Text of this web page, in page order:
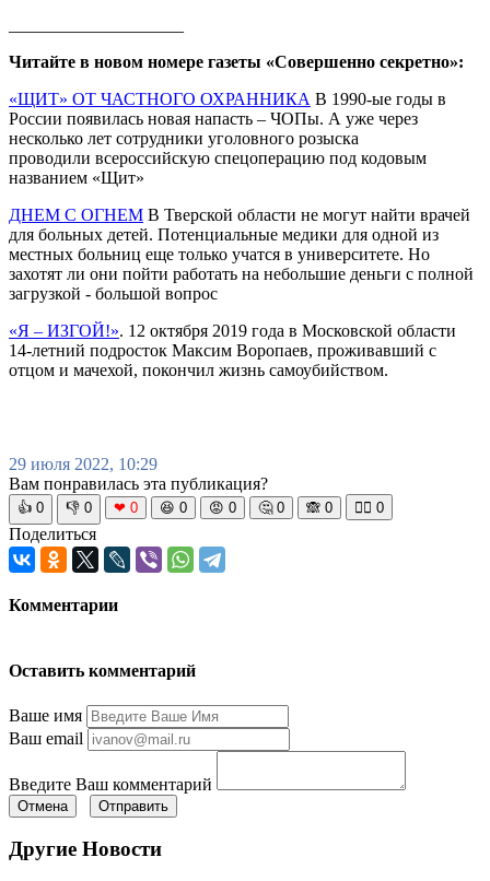
Читайте в новом номере газеты «Совершенно секретно»:
«ЩИТ» ОТ ЧАСТНОГО ОХРАННИКА В 1990-ые годы в
России появилась новая напасть – ЧОПы. А уже через
несколько лет сотрудники уголовного розыска
проводили всероссийскую спецоперацию под кодовым
названием «Щит»
ДНЕМ С ОГНЕМ В Тверской области не могут найти врачей
для больных детей. Потенциальные медики для одной из
местных больниц еще только учатся в университете. Но
захотят ли они пойти работать на небольшие деньги с полной
загрузкой - большой вопрос
«Я – ИЗГОЙ!». 12 октября 2019 года в Московской области
14-летний подросток Максим Воропаев, проживавший с
отцом и мачехой, покончил жизнь самоубийством.
29 июля 2022, 10:29
Вам понравилась эта публикация?
👍 0 👎 0 ❤ 0 😆 0 😡 0 🤔 0 🙈 0 🧘‍♀️ 0
Поделиться
Комментарии
Оставить комментарий
Ваше имя
Ваш email
Введите Ваш комментарий
Отмена Отправить
Другие Новости